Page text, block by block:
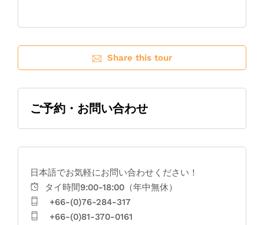
Share this tour
ご予約・お問い合わせ
日本語でお気軽にお問い合わせください！
タイ時間9:00-18:00（年中無休）
+66-(0)76-284-317
+66-(0)81-370-0161